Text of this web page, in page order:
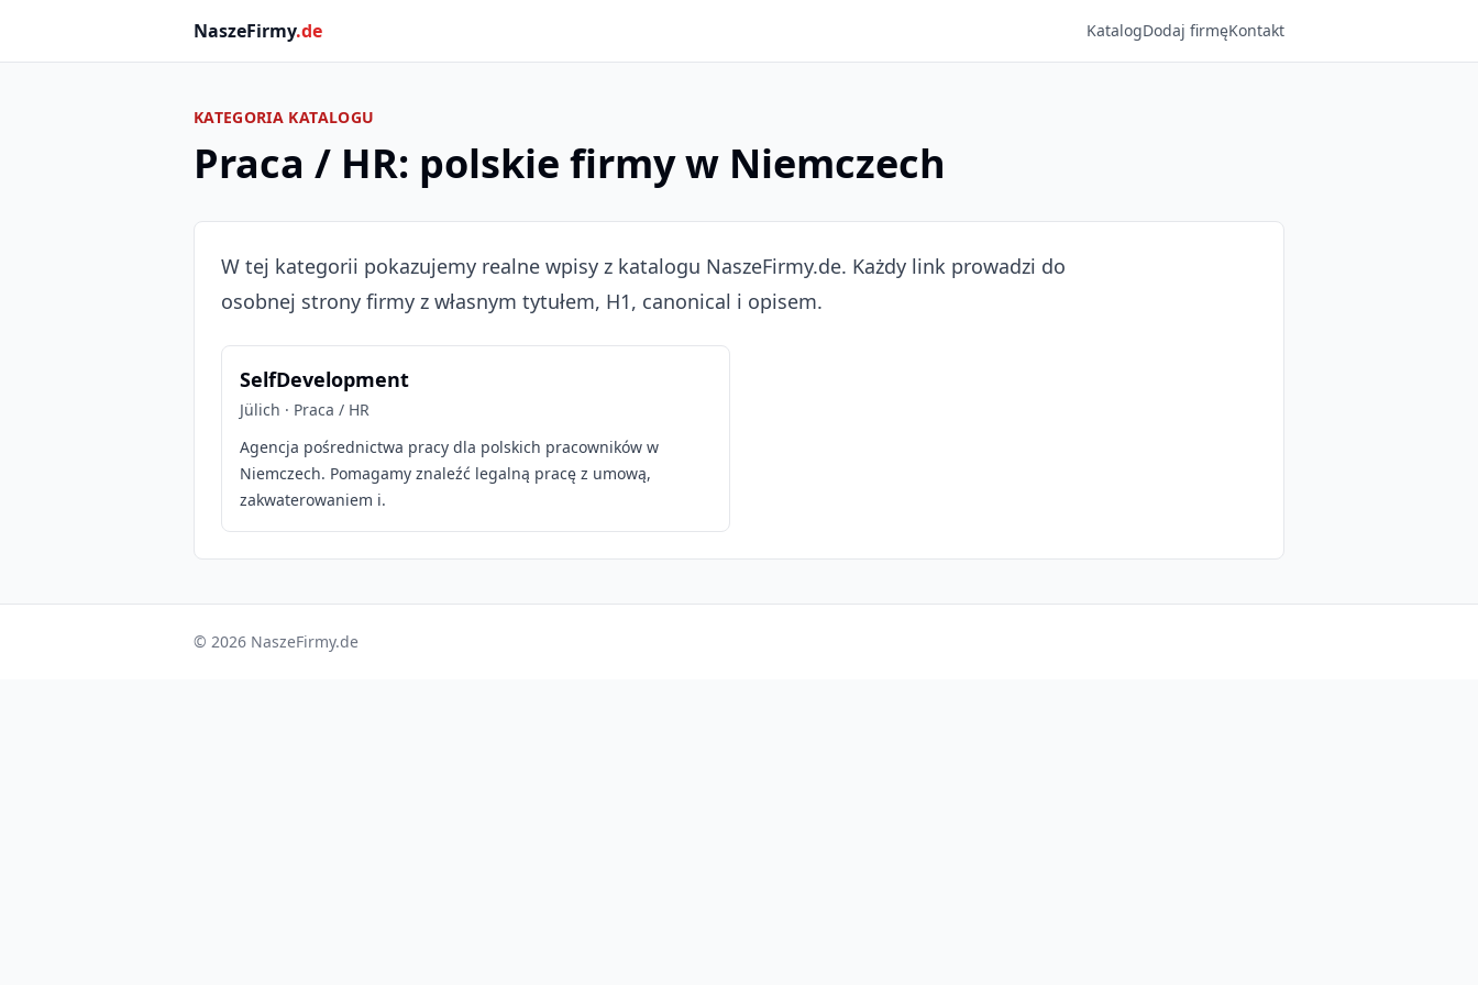
NaszeFirmy.de KatalogDodaj firmęKontakt
KATEGORIA KATALOGU
Praca / HR: polskie firmy w Niemczech
W tej kategorii pokazujemy realne wpisy z katalogu NaszeFirmy.de. Każdy link prowadzi do
osobnej strony firmy z własnym tytułem, H1, canonical i opisem.
SelfDevelopment
Jülich · Praca / HR
Agencja pośrednictwa pracy dla polskich pracowników w
Niemczech. Pomagamy znaleźć legalną pracę z umową,
zakwaterowaniem i.
© 2026 NaszeFirmy.de